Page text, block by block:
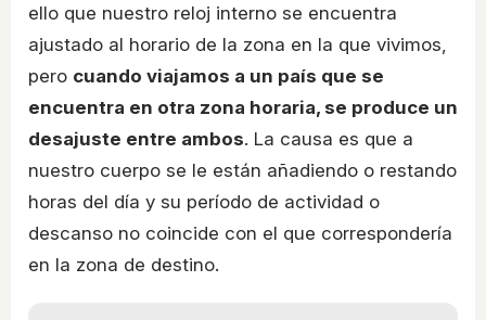
ello que nuestro reloj interno se encuentra
ajustado al horario de la zona en la que vivimos,
pero cuando viajamos a un país que se
encuentra en otra zona horaria, se produce un
desajuste entre ambos. La causa es que a
nuestro cuerpo se le están añadiendo o restando
horas del día y su período de actividad o
descanso no coincide con el que correspondería
en la zona de destino.